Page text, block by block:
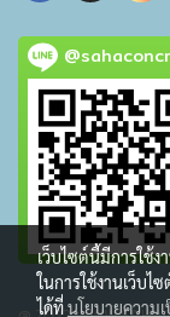
เว็บไซต์นี้มีการใช้
ในการใช้งานเว็บไ
ได้ที่นโยบายความ